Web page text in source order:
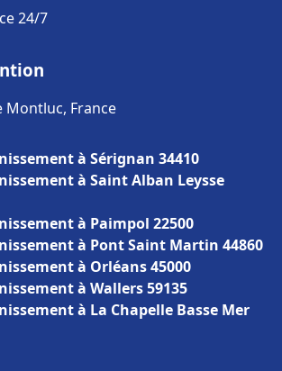
24/7
Montluc, France
à Sérignan 34410
à Saint Alban Leysse
à Paimpol 22500
à Pont Saint Martin 44860
à Orléans 45000
à Wallers 59135
à La Chapelle Basse Mer